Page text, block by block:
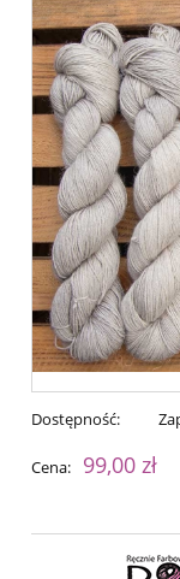
Dostępność:
Cena: 99,00 zł